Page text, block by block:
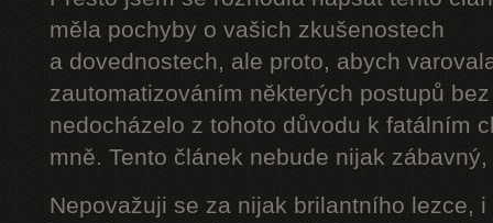
měla pochyby o vašich zkušenostech
a dovednostech, ale proto, abych
zautomatizováním některých postupů
nedocházelo z tohoto důvodu k fatálním
mně. Tento článek nebude nijak
Nepovažuji se za nijak brilantního lezce,